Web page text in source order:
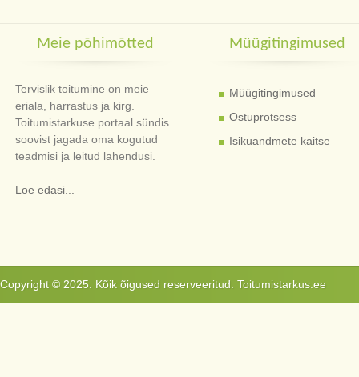
Meie põhimõtted
Tervislik toitumine on meie
eriala, harrastus ja kirg.
Toitumistarkuse portaal sündis
soovist jagada oma kogutud
teadmisi ja leitud lahendusi.
Loe edasi...
Müügitingimused
Müügitingimused
Ostuprotsess
Isikuandmete kaitse
Copyright © 2025. Kõik õigused reserveeritud. Toitumistarkus.ee